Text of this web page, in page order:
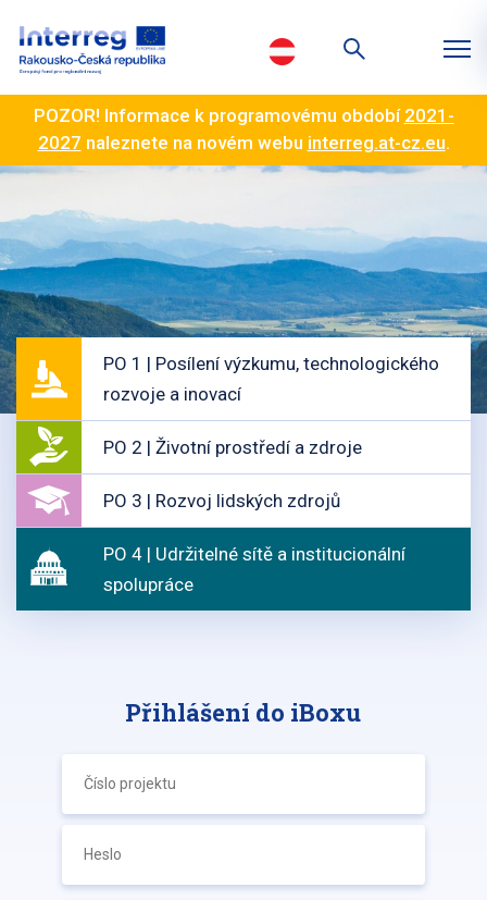
POZOR! Informace k programovému období 2021-
2027 naleznete na novém webu interreg.at-cz.eu.
PO 1 | Posílení výzkumu, technologického
rozvoje a inovací
PO 2 | Životní prostředí a zdroje
PO 3 | Rozvoj lidských zdrojů
PO 4 | Udržitelné sítě a institucionální
spolupráce
Přihlášení do iBoxu